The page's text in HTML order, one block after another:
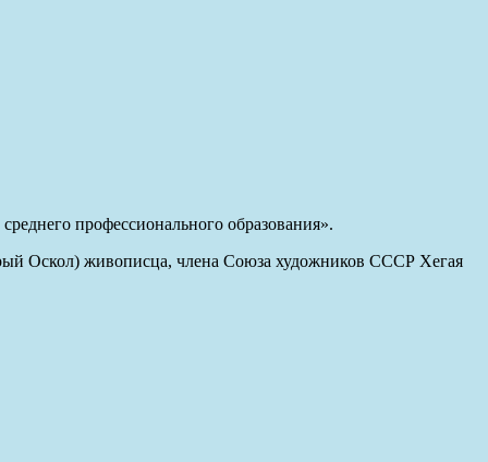
профессионального образования».
Оскол) живописца, члена Союза художников СССР Хегая